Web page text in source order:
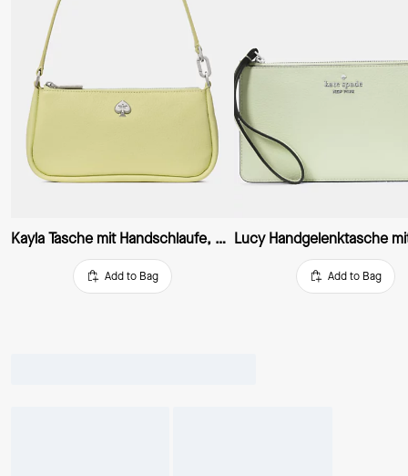
Kayla Tasche mit Handschlaufe, wandelbar
Add to Bag Add to Bag